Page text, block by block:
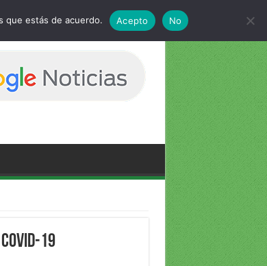
19
que estás de acuerdo. Acepto No